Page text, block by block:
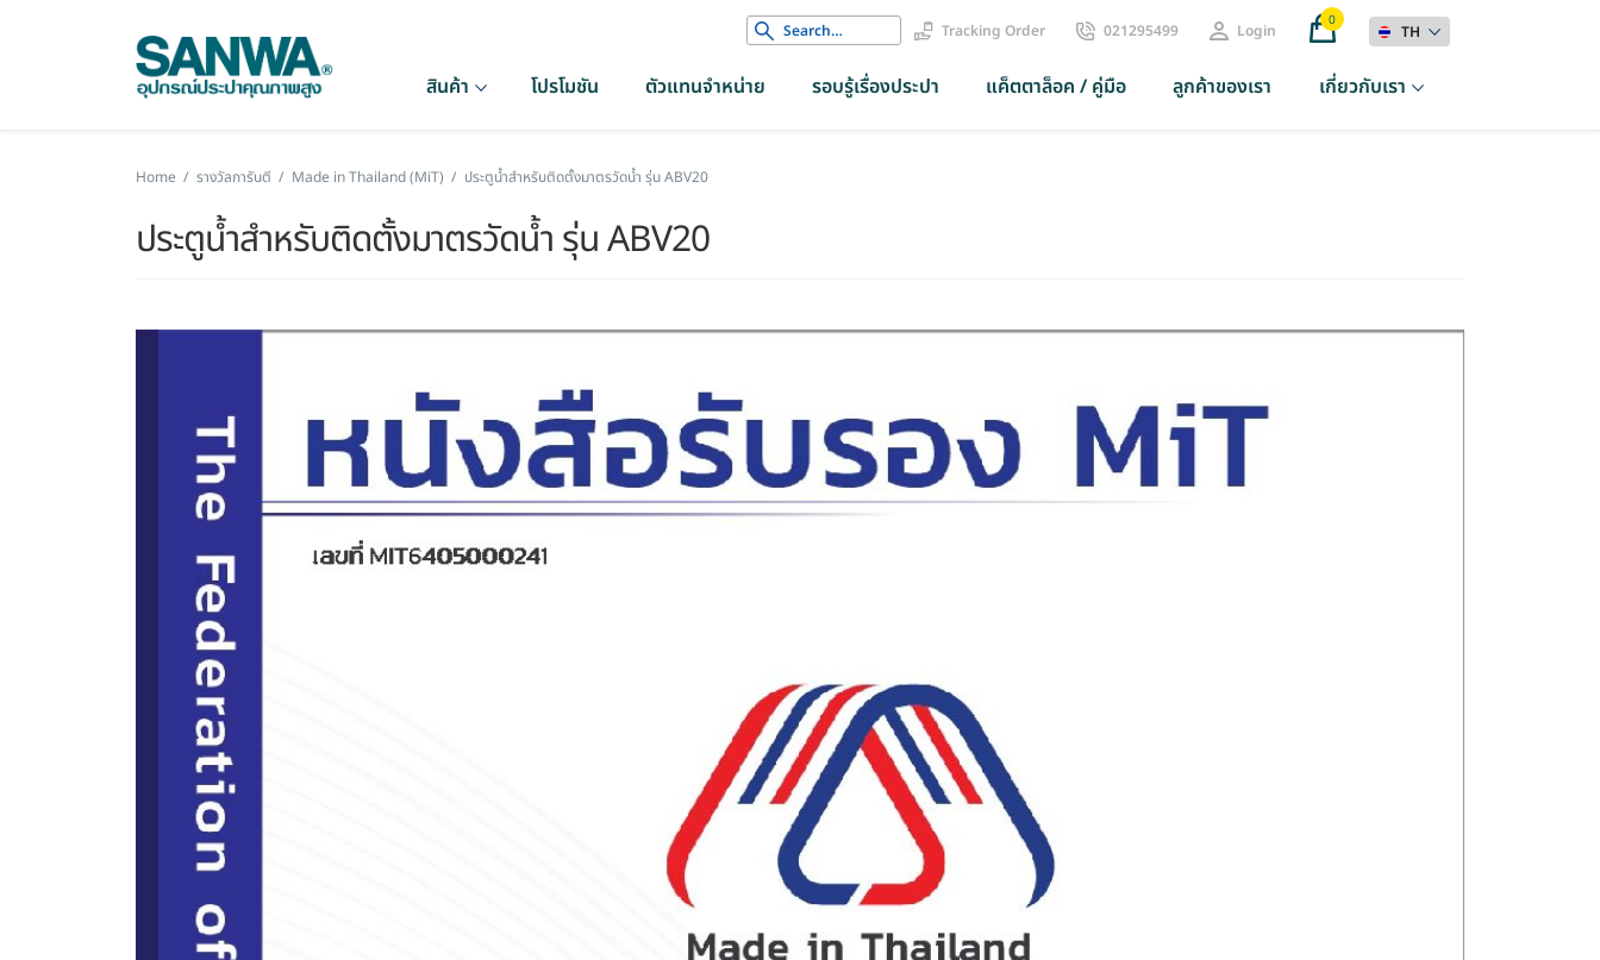
Search
for:
Tracking Order 021295499 Login 0
TH
สินค้า โปรโมชัน ตัวแทนจำหน่าย รอบรู้เรื่องประปา แค็ตตาล็อค / คู่มือ ลูกค้าของเรา เกี่ยวกับเรา
Home / รางวัลการันตี / Made in Thailand (MiT) / ประตูน้ำสำหรับติดตั้งมาตรวัดน้ำ รุ่น ABV20
ประตูน้ำสำหรับติดตั้งมาตรวัดน้ำ รุ่น ABV20